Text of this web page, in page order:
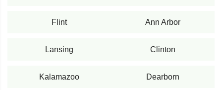
Flint Ann Arbor
Lansing Clinton
Kalamazoo Dearborn